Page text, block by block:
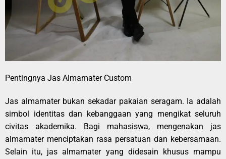
Pentingnya Jas Almamater Custom
Jas almamater bukan sekadar pakaian seragam. Ia adalah
simbol identitas dan kebanggaan yang mengikat seluruh
civitas akademika. Bagi mahasiswa, mengenakan jas
almamater menciptakan rasa persatuan dan kebersamaan.
Selain itu, jas almamater yang didesain khusus mampu